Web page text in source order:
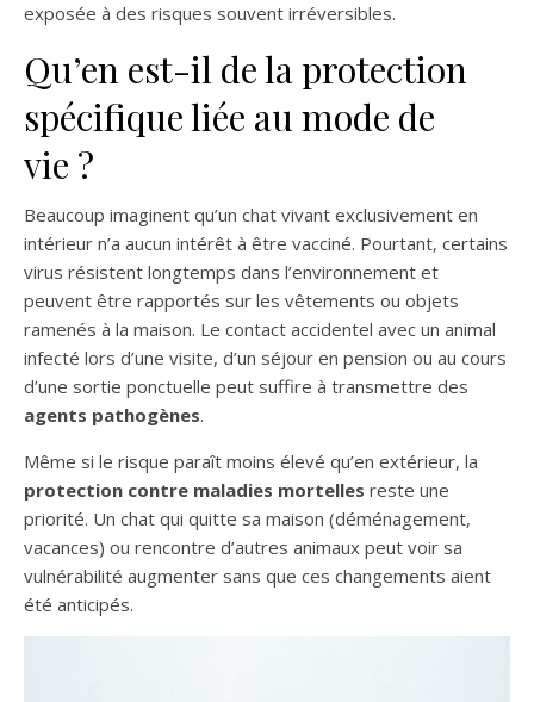
exposée à des risques souvent irréversibles.
Qu’en est-il de la protection
spécifique liée au mode de
vie ?
Beaucoup imaginent qu’un chat vivant exclusivement en
intérieur n’a aucun intérêt à être vacciné. Pourtant, certains
virus résistent longtemps dans l’environnement et
peuvent être rapportés sur les vêtements ou objets
ramenés à la maison. Le contact accidentel avec un animal
infecté lors d’une visite, d’un séjour en pension ou au cours
d’une sortie ponctuelle peut suffire à transmettre des
agents pathogènes.
Même si le risque paraît moins élevé qu’en extérieur, la
protection contre maladies mortelles reste une
priorité. Un chat qui quitte sa maison (déménagement,
vacances) ou rencontre d’autres animaux peut voir sa
vulnérabilité augmenter sans que ces changements aient
été anticipés.